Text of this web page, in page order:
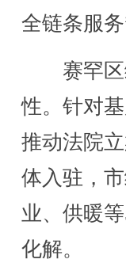
全链条服务
赛罕区
性。针对
推动法院
体入驻，
业、供暖
化解。